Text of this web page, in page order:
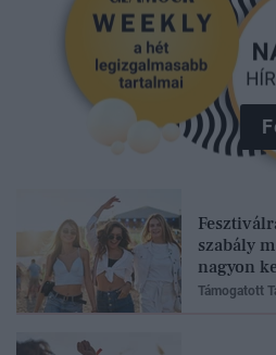
szabály
nagyon
Támogatott